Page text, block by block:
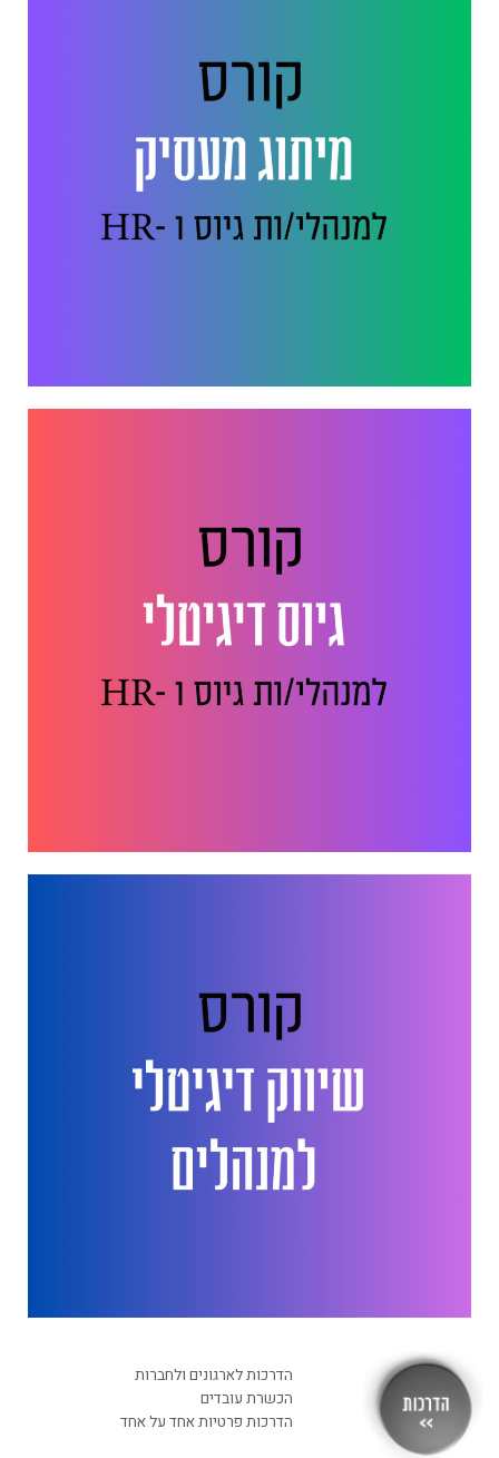
הדרכות לארגונים ולחברות
הכשרת עובדים
הדרכות פרטיות אחד על אחד
ייעוץ. הקמת מחלקות. לימוד.
אסטרטגיה. חדשנות. שיווק.
מכירות. HR. גיוס עובדים. AI
רוצה לקבל מידע בדוא"ל מידע על קורסים וסדנאות
בדרך אליך